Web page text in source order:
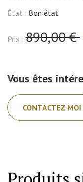
État : Bon état
Prix : 890,00 €
Vous êtes
CONTACTEZ MOI